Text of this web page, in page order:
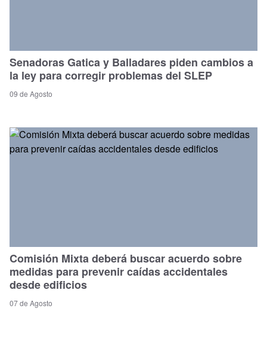
Senadoras Gatica y Balladares piden cambios a
la ley para corregir problemas del SLEP
09 de Agosto
Comisión Mixta deberá buscar acuerdo sobre
medidas para prevenir caídas accidentales
desde edificios
07 de Agosto